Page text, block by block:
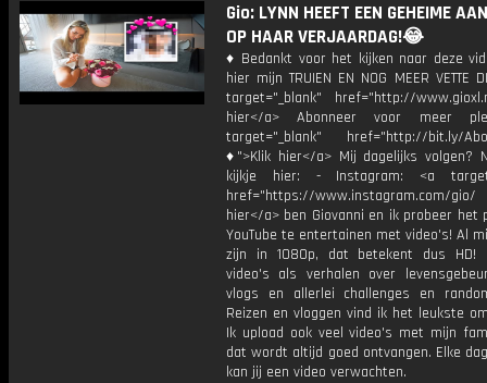
Gio: LYNN HEEFT EEN GEHEIME
OP HAAR VERJAARDAG!😂
♦ Bedankt voor het kijken naar deze
hier mijn TRUIEN EN NOG MEER VETTE
target="_blank" href="http://
hier</a> Abonneer voor meer
target="_blank" href="http://bit.ly/
♦">Klik hier</a> Mij dagelijks volgen?
kijkje hier: - Instagram: <a
href="https://www.instagram.com/
hier</a> ben Giovanni en ik probeer het
YouTube te entertainen met video's! Al
zijn in 1080p, dat betekent dus HD!
video's als verhalen over
vlogs en allerlei challenges en
Reizen en vloggen vind ik het leukste
Ik upload ook veel video's met mijn
dat wordt altijd goed ontvangen. Elke
kan jij een video verwachten.